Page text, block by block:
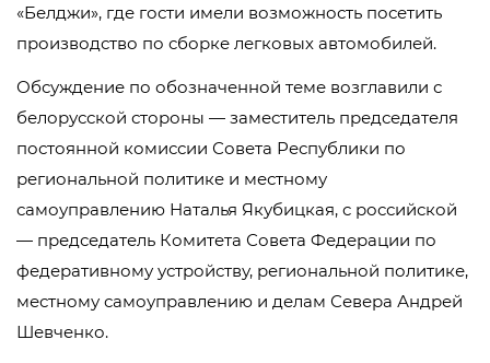
«Белджи», где гости имели возможность посетить
производство по сборке легковых автомобилей.
Обсуждение по обозначенной теме возглавили с
белорусской стороны — заместитель председателя
постоянной комиссии Совета Республики по
региональной политике и местному
самоуправлению Наталья Якубицкая, с российской
— председатель Комитета Совета Федерации по
федеративному устройству, региональной политике,
местному самоуправлению и делам Севера Андрей
Шевченко.